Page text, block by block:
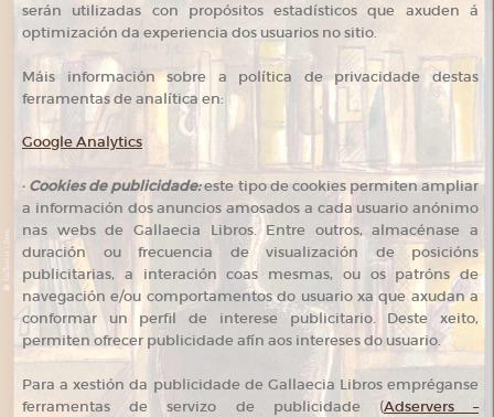
serán utilizadas con propósitos estadísticos que axuden á
optimización da experiencia dos usuarios no sitio.
Máis información sobre a política de privacidade destas
ferramentas de analítica en:
Google Analytics
· Cookies de publicidade:este tipo de cookies permiten ampliar
a información dos anuncios amosados a cada usuario anónimo
nas webs de Gallaecia Libros. Entre outros, almacénase a
duración ou frecuencia de visualización de posicións
publicitarias, a interación coas mesmas, ou os patróns de
navegación e/ou comportamentos do usuario xa que axudan a
conformar un perfil de interese publicitario. Deste xeito,
permiten ofrecer publicidade afín aos intereses do usuario.
Para a xestión da publicidade de Gallaecia Libros empréganse
ferramentas de servizo de publicidade (Adservers –